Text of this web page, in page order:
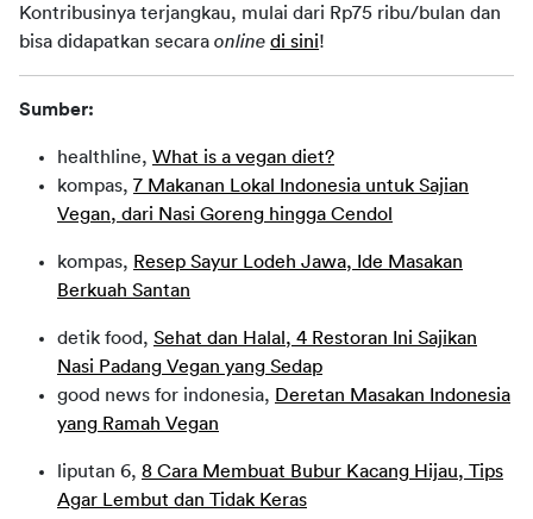
Kontribusinya terjangkau, mulai dari Rp75 ribu/bulan dan
bisa didapatkan secara online di sini!
Sumber:
healthline, What is a vegan diet?
kompas, 7 Makanan Lokal Indonesia untuk Sajian
Vegan, dari Nasi Goreng hingga Cendol
kompas, Resep Sayur Lodeh Jawa, Ide Masakan
Berkuah Santan
detik food, Sehat dan Halal, 4 Restoran Ini Sajikan
Nasi Padang Vegan yang Sedap
good news for indonesia, Deretan Masakan Indonesia
yang Ramah Vegan
liputan 6, 8 Cara Membuat Bubur Kacang Hijau, Tips
Agar Lembut dan Tidak Keras